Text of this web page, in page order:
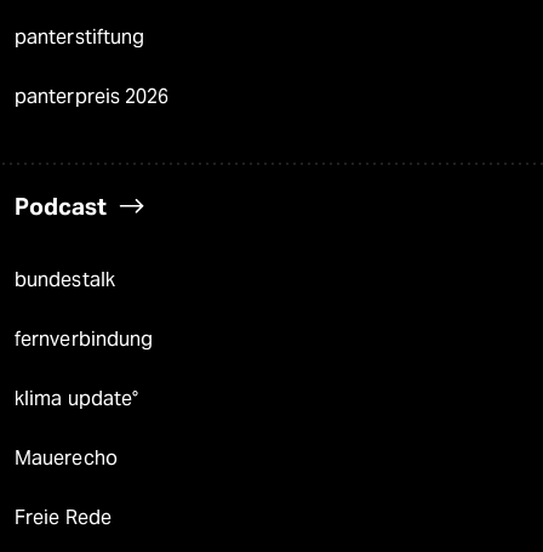
panterstiftung
panterpreis 2026
Podcast
bundestalk
fernverbindung
klima update°
Mauerecho
Freie Rede